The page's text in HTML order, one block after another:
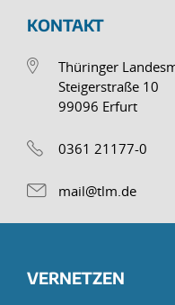
KONTAKT
Thüringer
Steigerstraße 10
99096 Erfurt
0361 21177-0
mail@tlm.de
VERNETZEN